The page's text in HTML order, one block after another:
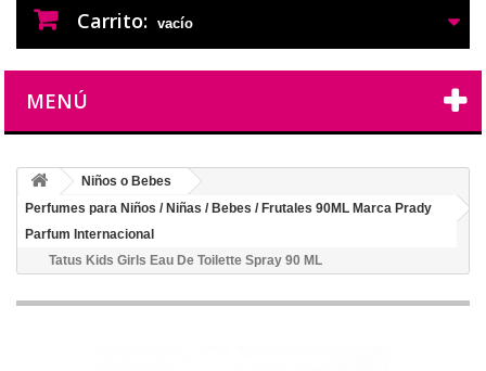
Carrito: vacío
MENÚ
Niños o Bebes
Perfumes para Niños / Niñas / Bebes / Frutales 90ML Marca Prady
Parfum Internacional
Tatus Kids Girls Eau De Toilette Spray 90 ML